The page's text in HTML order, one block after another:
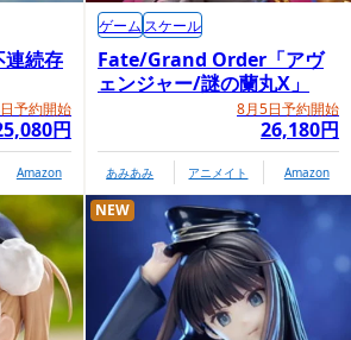
連続存
予約開始
円
Amazon
Fate/Grand Order「アヴ
ェンジャー/謎の蘭丸X」
8月5日予約開始
26,180円
ゲーム スケール
あみあみ アニメイト Amazon
NEW